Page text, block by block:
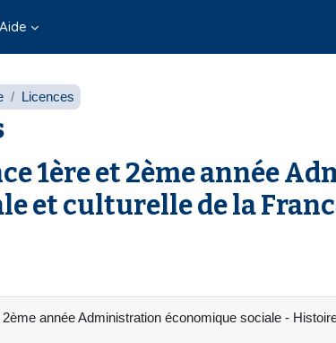
Aide
Licences
1ère et 2ème année
et culturelle de la
année Administration économique sociale -